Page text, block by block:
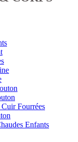
Fourrées
Enfants